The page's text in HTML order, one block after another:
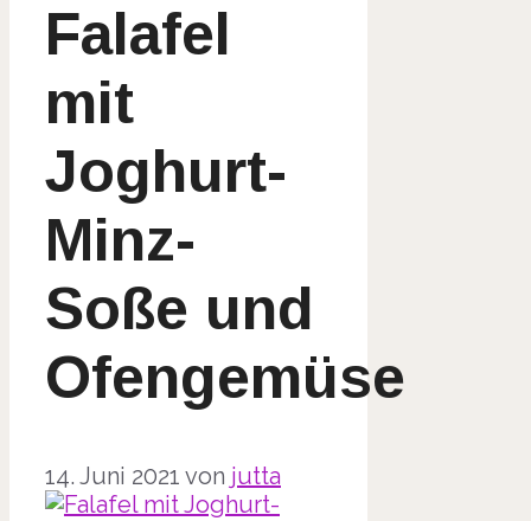
Falafel
mit
Joghurt-
Minz-
Soße und
Ofengemüse
14. Juni 2021 von jutta